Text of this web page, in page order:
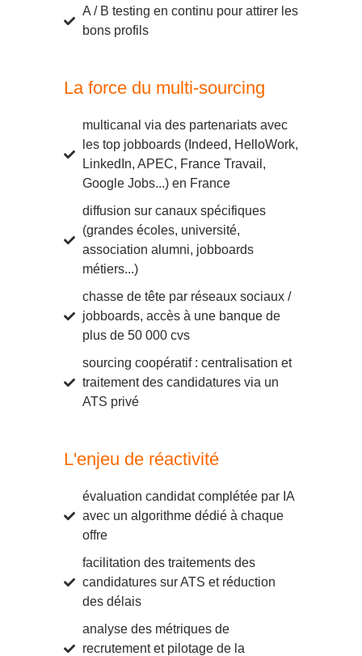
A / B testing en continu pour attirer les
bons profils
La force du multi-sourcing
multicanal via des partenariats avec
les top jobboards (Indeed, HelloWork,
LinkedIn, APEC, France Travail,
Google Jobs...) en France
diffusion sur canaux spécifiques
(grandes écoles, université,
association alumni, jobboards
métiers...)
chasse de tête par réseaux sociaux /
jobboards, accès à une banque de
plus de 50 000 cvs
sourcing coopératif : centralisation et
traitement des candidatures via un
ATS privé
L'enjeu de réactivité
évaluation candidat complétée par IA
avec un algorithme dédié à chaque
offre
facilitation des traitements des
candidatures sur ATS et réduction
des délais
analyse des métriques de
recrutement et pilotage de la